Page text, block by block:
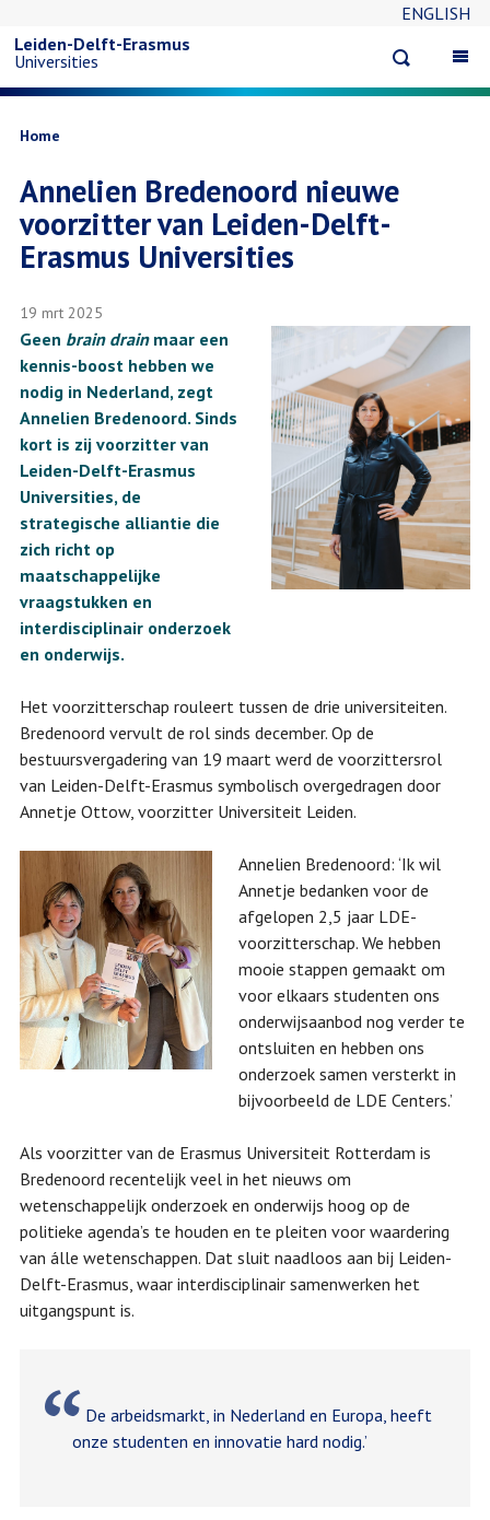
naar
inhoud
ENGLISH
search
Leiden-Delft-Erasmus
Universities
Kruimelpad
Home
Annelien Bredenoord nieuwe
voorzitter van Leiden-Delft-
Erasmus Universities
19 mrt 2025
Geen brain drainmaar een
kennis-boost hebben we
nodig in Nederland, zegt
Annelien Bredenoord. Sinds
kort is zij voorzitter van
Leiden-Delft-Erasmus
Universities, de
strategische alliantie die
zich richt op
maatschappelijke
vraagstukken en
interdisciplinair onderzoek
en onderwijs.
​Het voorzitterschap rouleert tussen de drie universiteiten.
Bredenoord vervult de rol sinds december. Op de
bestuursvergadering van 19 maart werd de voorzittersrol
van Leiden-Delft-Erasmus symbolisch overgedragen door
Annetje Ottow, voorzitter Universiteit Leiden.
Annelien Bredenoord: ‘Ik wil
Annetje bedanken voor de
afgelopen 2,5 jaar LDE-
voorzitterschap. We hebben
mooie stappen gemaakt om
voor elkaars studenten ons
onderwijsaanbod nog verder te
ontsluiten en hebben ons
onderzoek samen versterkt in
bijvoorbeeld de LDE Centers.’
Als voorzitter van de Erasmus Universiteit Rotterdam is
Bredenoord recentelijk veel in het nieuws om
wetenschappelijk onderzoek en onderwijs hoog op de
politieke agenda’s te houden en te pleiten voor waardering
van álle wetenschappen. Dat sluit naadloos aan bij Leiden-
Delft-Erasmus, waar interdisciplinair samenwerken het
uitgangspunt is.
De arbeidsmarkt, in Nederland en Europa, heeft
onze studenten en innovatie hard nodig.’